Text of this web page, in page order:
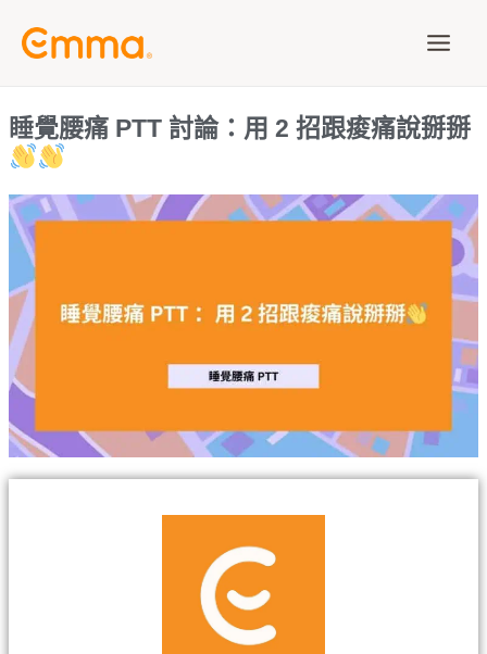
內
容
睡覺腰痛 PTT 討論：用 2 招跟痠痛說掰掰